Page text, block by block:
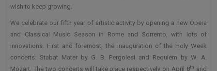
wish to keep growing.
We celebrate our fifth year of artistic activity by opening a new Opera
and Classical Music Season in Rome and Sorrento, with lots of
innovations. First and foremost, the inauguration of the Holy Week
concerts: Stabat Mater by G. B. Pergolesi and Requiem by W. A.
Mozart. The two concerts will take place respectively on April 8th and